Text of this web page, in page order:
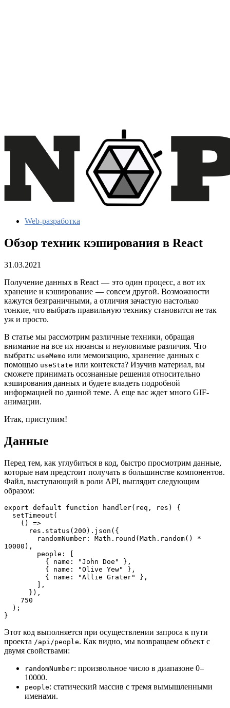
Web-разработка
Обзор техник кэширования в React
31.03.2021
Получение данных в React — это один процесс, а вот их
хранение и кэширование — совсем другой. Возможности
кажутся безграничными, а отличия зачастую настолько
тонкие, что выбрать правильную технику становится не так
уж и просто.
В статье мы рассмотрим различные техники, обращая
внимание на все их нюансы и неуловимые различия. Что
выбрать: useMemo или мемоизацию, хранение данных с
помощью useState или контекста? Изучив материал, вы
сможете принимать осознанные решения относительно
кэширования данных и будете владеть подробной
информацией по данной теме. А еще вас ждет много GIF-
анимации.
Итак, приступим!
Данные
Перед тем, как углубиться в код, быстро просмотрим данные,
которые нам предстоит получать в большинстве компонентов.
Файл, выступающий в роли API, выглядит следующим
образом:
export default function handler(req, res) {
10000),
}
Этот код выполняется при осуществлении запроса к пути
проекта /api/people. Как видно, мы возвращаем объект с
двумя свойствами:
randomNumber: произвольное число в диапазоне 0–
10000.
people: статический массив с тремя вымышленными
именами.